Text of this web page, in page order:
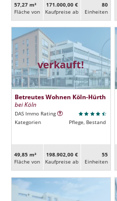
57,27 m²
Fläche von
171.000,00 €
Kaufpreise ab
80
Ein­heiten
verkauft!
Betreutes Wohnen Köln-Hürth
bei Köln
DAS Immo Rating
Kategorien
Pflege, Bestand
49,85 m²
Fläche von
198.902,00 €
Kaufpreise ab
55
Ein­heiten